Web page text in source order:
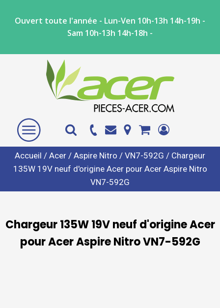
Ouvert toute l'année - Lun-Ven 10h-13h 14h-19h -
Sam 10h-13h 14h-18h -
Accueil / Acer / Aspire Nitro / VN7-592G / Chargeur
135W 19V neuf d'origine Acer pour Acer Aspire Nitro
VN7-592G
Chargeur 135W 19V neuf d'origine Acer
pour Acer Aspire Nitro VN7-592G